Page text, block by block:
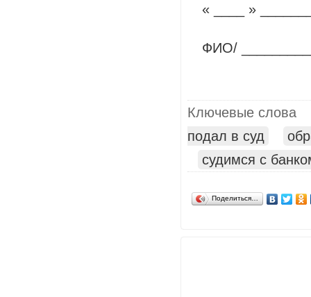
« ____ »
ФИО/
Ключевые слова
подал в суд
судимся с
Поделиться…